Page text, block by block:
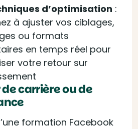
d’optimisation :
à ajuster vos ciblages,
ou formats
en temps réel pour
votre retour sur
carrière ou de
formation Facebook